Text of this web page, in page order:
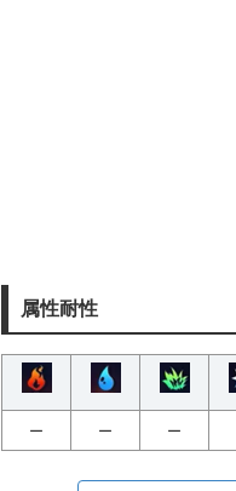
属性耐性
ー ー ー